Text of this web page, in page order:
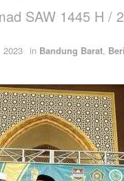
SAW 1445 H /
2023 in Bandung Barat,